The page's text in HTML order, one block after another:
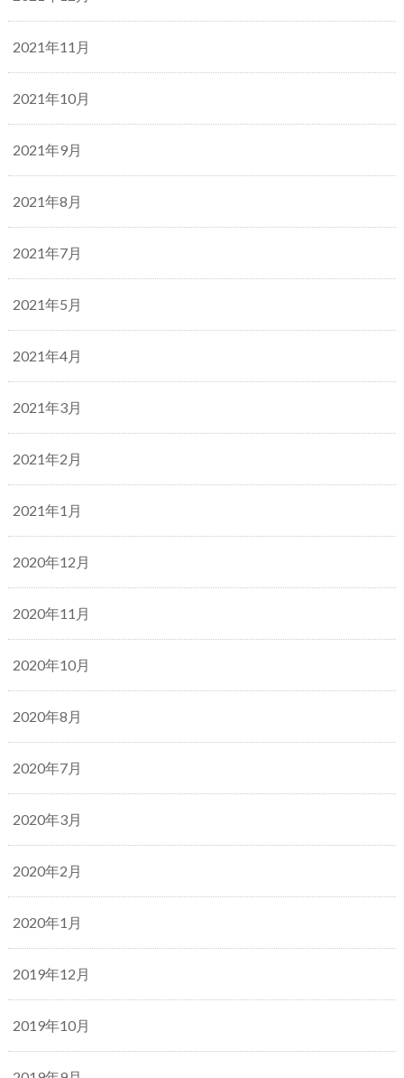
2021年11月
2021年10月
2021年9月
2021年8月
2021年7月
2021年5月
2021年4月
2021年3月
2021年2月
2021年1月
2020年12月
2020年11月
2020年10月
2020年8月
2020年7月
2020年3月
2020年2月
2020年1月
2019年12月
2019年10月